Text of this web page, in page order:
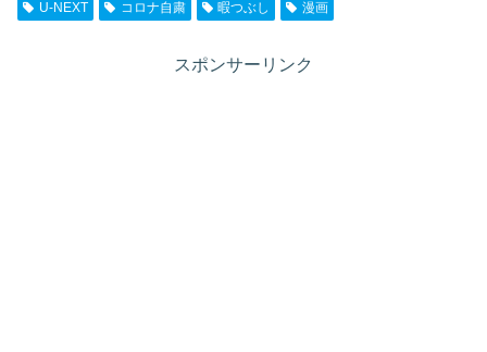
U-NEXT コロナ自粛 暇つぶし 漫画
スポンサーリンク